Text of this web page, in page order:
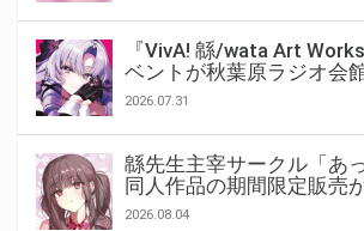
『VivA! 緜/wata Art
ベントが秋葉原ラジオ会
2026.07.31
緜先生主宰サークル「あ
同人作品の期間限定販売
2026.08.04